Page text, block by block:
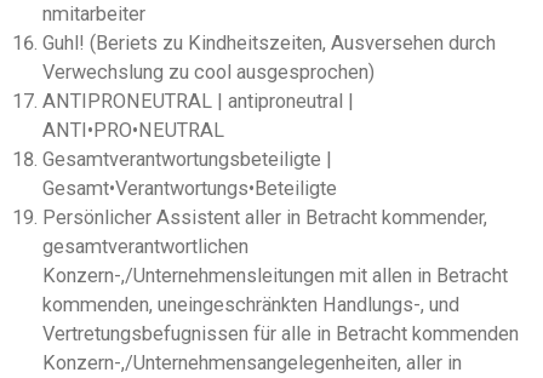
nmitarbeiter
Guhl! (Beriets zu Kindheitszeiten, Ausversehen durch
Verwechslung zu cool ausgesprochen)
ANTIPRONEUTRAL | antiproneutral |
ANTI•PRO•NEUTRAL
Gesamtverantwortungsbeteiligte |
Gesamt•Verantwortungs•Beteiligte
Persönlicher Assistent aller in Betracht kommender,
gesamtverantwortlichen
Konzern-,/Unternehmensleitungen mit allen in Betracht
kommenden, uneingeschränkten Handlungs-, und
Vertretungsbefugnissen für alle in Betracht kommenden
Konzern-,/Unternehmensangelegenheiten, aller in